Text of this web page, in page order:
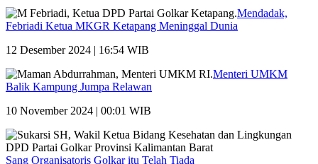
Mendadak,
Febriadi Ketua MKGR Ketapang Meninggal Dunia
12 Desember 2024 | 16:54 WIB
Menteri UMKM
Balik Kampung Jumpa Relawan
10 November 2024 | 00:01 WIB
Sang Organisatoris Golkar itu Telah Tiada